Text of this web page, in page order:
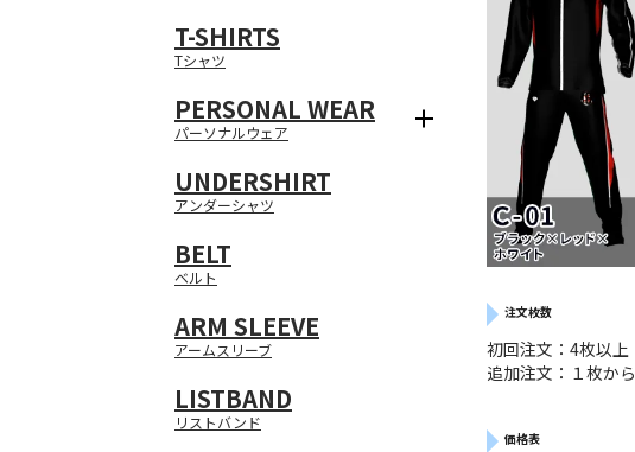
T-SHIRTS
Tシャツ
PERSONAL WEAR
パーソナルウェア
UNDERSHIRT
アンダーシャツ
BELT
ベルト
ARM SLEEVE
アームスリーブ
LISTBAND
リストバンド
注文枚数
初回注文：4枚以上
追加注文：１枚から
価格表